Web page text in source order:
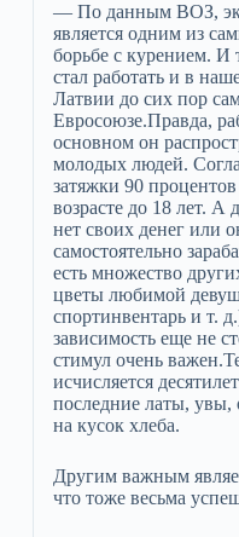
— По данным ВОЗ,
является одним из
борьбе с курением. И
стал работать и в
Латвии до сих пор
Евросоюзе.Правда,
основном он
молодых людей.
затяжки 90
возрасте до 18 лет.
нет своих денег или
самостоятельно
есть множество
цветы любимой
спортинвентарь и т.
зависимость еще не
стимул очень
исчисляется
последние латы, увы,
на кусок хлеба.
Другим важным
что тоже весьма